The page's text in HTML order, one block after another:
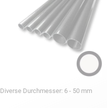
Diverse Durchmesser: 6 - 50 mm